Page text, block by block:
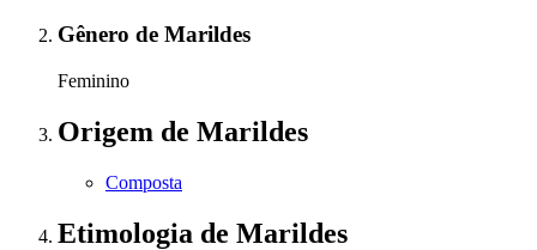
Gênero de Marildes
Feminino
Origem de Marildes
Composta
Etimologia de Marildes